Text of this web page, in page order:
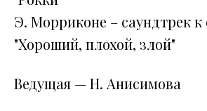
Э. Морриконе – саундтрек
"Хороший, плохой, злой"
Ведущая — Н. Анисимова